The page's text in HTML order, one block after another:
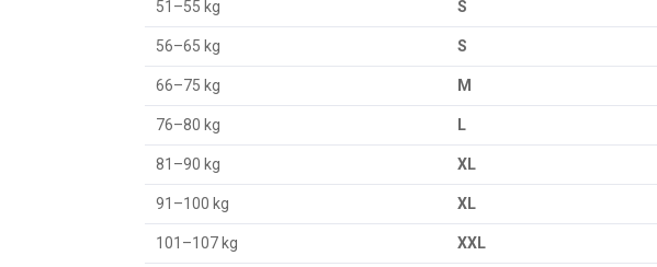
51–55 kg S
56–65 kg S
66–75 kg M
76–80 kg L
81–90 kg XL
91–100 kg XL
101–107 kg XXL